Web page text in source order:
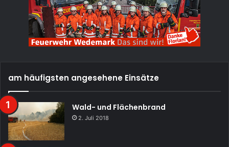
am häufigsten angesehene Einsätze
Wald- und Flächenbrand
2. Juli 2018